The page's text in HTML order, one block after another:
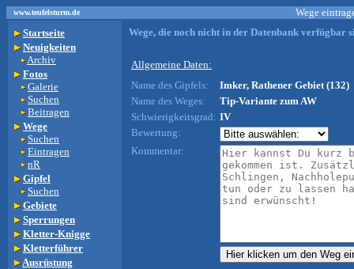
www.teufelsturm.de
Wege
Startseite
Neuigkeiten
Archiv
Fotos
Galerie
Suchen
Beitragen
Wege
Suchen
Eintragen
nR
Gipfel
Suchen
Gebiete
Sperrungen
Kletter-Knigge
Kletterführer
Ausrüstung
Wege, die noch nicht in der Datenbank verfügbar
Allgemeine Daten:
Name des Gipfels:
Imker, Rathener Gebiet (132)
Name des Weges:
Tip-Variante zum AW
Schwierigkeitsgrad: IV
Bewertung:
Kommentar: